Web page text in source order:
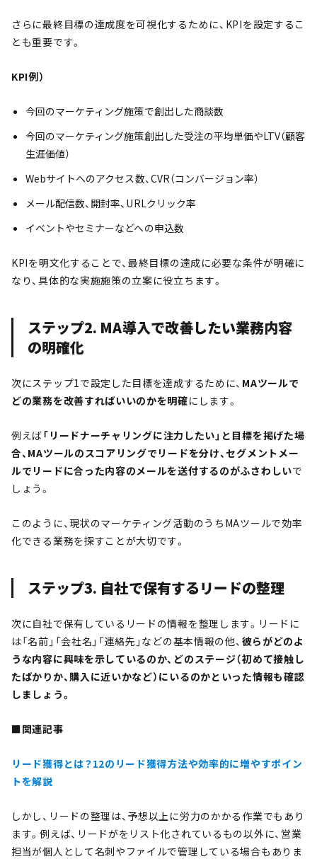
さらに最終目標の達成度を可視化するために、KPIを設定するこ
とも重要です。
KPI例）
今回のマーケティング施策で創出した商談数
今回のマーケティング施策創出した受注の平均単価やLTV（顧客
生涯価値）
Webサイトへのアクセス数、CVR（コンバージョン率）
メール配信数、開封率、URLクリック率
イベントやセミナーなどへの申込数
KPIを明文化することで、最終目標の達成に必要な条件が明確に
なり、具体的な実施施策の立案に役立ちます。
ステップ2. MA導入で改善したい業務内容
の明確化
次にステップ1で設定した目標を達成するために、 MAツールで
どの業務を改善すればいいのかを明確にします。
例えば「リードナーチャリングに注力したい」と目標を掲げた場
合、MAツールのスコアリングでリードを分け、セグメントメー
ルでリードに合った内容のメールを送付するのがふさわしいで
しょう。
このように、現状のマーケティング活動のうちMAツールで効率
化できる業務を探すことが大切です。
ステップ3. 自社で保有するリードの整理
次に自社で保有しているリードの情報を整理します。リードに
は「名前」「会社名」「連絡先」などの基本情報の他、 彼らがどのよ
うな内容に興味を示しているのか、どのステージ（初めて接触し
たばかりか、購入に近いかなど）にいるのかといった情報も確認
しましょう。
■関連記事
リード獲得とは？12のリード獲得方法や効率的に増やすポイン
トを解説
しかし、リードの整理は、予想以上に労力のかかる作業でもあり
ます。例えば、リードがをリスト化されているもの以外に、営業
担当が個人として名刺やファイルで管理している場合もありま